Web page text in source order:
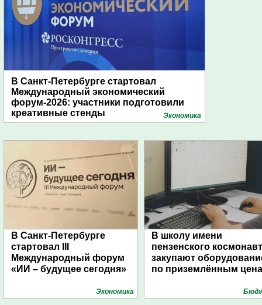
В Санкт-Петербурге стартовал
Международный экономический
форум-2026: участники подготовили
креативные стенды
Экономика
В Санкт-Петербурге
стартовал III
Международный форум
«ИИ – будущее сегодня»
Экономика
В школу имени
пензенского
закупают
по приземлённым